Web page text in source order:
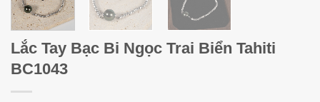
Lắc Tay Bạc Bi Ngọc Trai Biển Tahiti
BC1043